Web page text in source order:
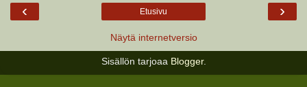
‹ ›
Etusivu
Näytä internetversio
Sisällön tarjoaa Blogger.